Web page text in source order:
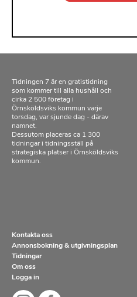
Tidningen 7 är en gratistidning
som kommer till alla hushåll och
cirka 2 500 företag i
Örnsköldsviks kommun varje
torsdag, var sjunde dag - därav
namnet.
Dessutom placeras ca 1 300
tidningar i tidningsställ på
strategiska platser i Örnsköldsviks
kommun.
Kontakta oss
Annonsbokning & utgivningsplan
Tidningar
Om oss
Logga in